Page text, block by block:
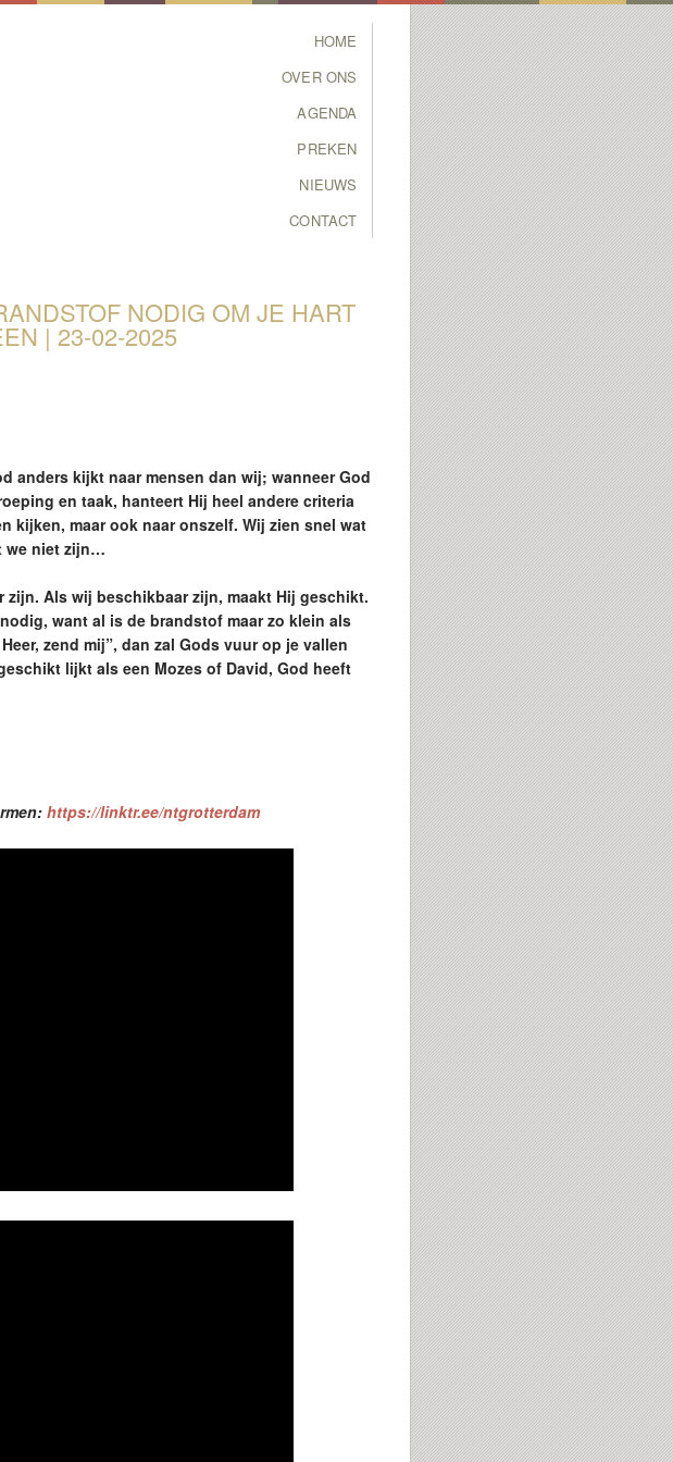
SKIP TO PRIMARY
CONTENT
SKIP TO SECONDARY
CONTENT
HOME
OVER ONS
AGENDA
PREKEN
NIEUWS
CONTACT
NODIG OM JE HART
| 23-02-2025
anders kijkt naar mensen dan wij; wanneer God
en taak, hanteert Hij heel andere criteria
kijken, maar ook naar onszelf. Wij zien snel wat
we niet zijn…
Als wij beschikbaar zijn, maakt Hij geschikt.
want al is de brandstof maar zo klein als
zend mij”, dan zal Gods vuur op je vallen
lijkt als een Mozes of David, God heeft
https://linktr.ee/ntgrotterdam